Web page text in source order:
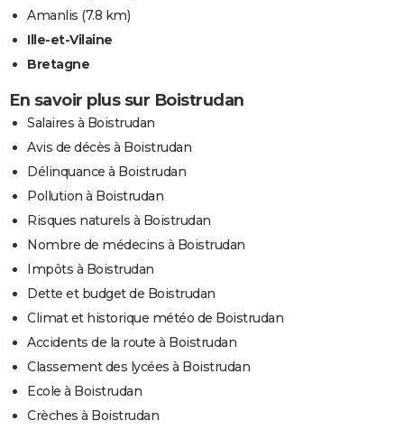
Amanlis (7.8 km)
Ille-et-Vilaine
Bretagne
En savoir plus sur Boistrudan
Salaires à Boistrudan
Avis de décès à Boistrudan
Délinquance à Boistrudan
Pollution à Boistrudan
Risques naturels à Boistrudan
Nombre de médecins à Boistrudan
Impôts à Boistrudan
Dette et budget de Boistrudan
Climat et historique météo de Boistrudan
Accidents de la route à Boistrudan
Classement des lycées à Boistrudan
Ecole à Boistrudan
Crèches à Boistrudan